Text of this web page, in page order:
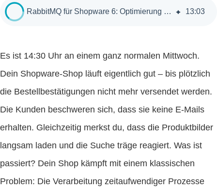
RabbitMQ für Shopware 6: Optimierung und Performance-Steigerung 13:03
Es ist 14:30 Uhr an einem ganz normalen Mittwoch.
Dein Shopware-Shop läuft eigentlich gut – bis plötzlich
die Bestellbestätigungen nicht mehr versendet werden.
Die Kunden beschweren sich, dass sie keine E-Mails
erhalten. Gleichzeitig merkst du, dass die Produktbilder
langsam laden und die Suche träge reagiert. Was ist
passiert? Dein Shop kämpft mit einem klassischen
Problem: Die Verarbeitung zeitaufwendiger Prozesse